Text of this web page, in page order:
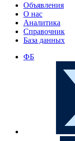
Объявления
О нас
Аналитика
Справочник
База данных
ФБ